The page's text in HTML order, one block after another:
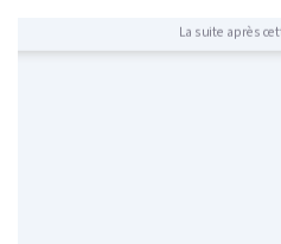
La suite après